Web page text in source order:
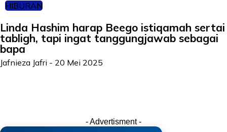
HIBURAN
Linda Hashim harap Beego istiqamah sertai
tabligh, tapi ingat tanggungjawab sebagai
bapa
Jafnieza Jafri - 20 Mei 2025
- Advertisment -